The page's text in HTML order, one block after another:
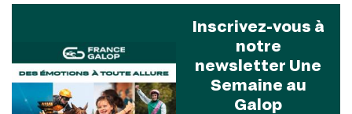
Inscrivez-vous à
notre
newsletter Une
Semaine au
Galop